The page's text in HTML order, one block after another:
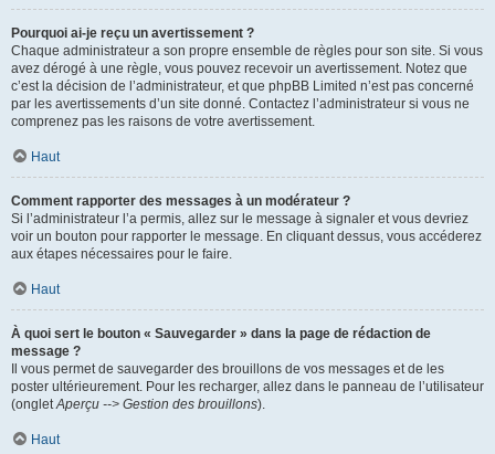
Pourquoi ai-je reçu un avertissement ?
Chaque administrateur a son propre ensemble de règles pour son site. Si vous
avez dérogé à une règle, vous pouvez recevoir un avertissement. Notez que
c’est la décision de l’administrateur, et que phpBB Limited n’est pas concerné
par les avertissements d’un site donné. Contactez l’administrateur si vous ne
comprenez pas les raisons de votre avertissement.
Haut
Comment rapporter des messages à un modérateur ?
Si l’administrateur l’a permis, allez sur le message à signaler et vous devriez
voir un bouton pour rapporter le message. En cliquant dessus, vous accéderez
aux étapes nécessaires pour le faire.
Haut
À quoi sert le bouton « Sauvegarder » dans la page de rédaction de
message ?
Il vous permet de sauvegarder des brouillons de vos messages et de les
poster ultérieurement. Pour les recharger, allez dans le panneau de l’utilisateur
(ongletAperçu --> Gestion des brouillons).
Haut